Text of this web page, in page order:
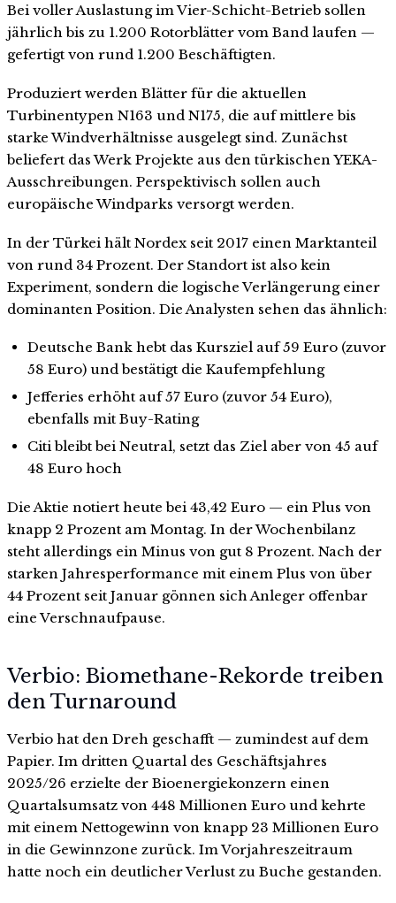
Bei voller Auslastung im Vier-Schicht-Betrieb sollen
jährlich bis zu 1.200 Rotorblätter vom Band laufen —
gefertigt von rund 1.200 Beschäftigten.
Produziert werden Blätter für die aktuellen
Turbinentypen N163 und N175, die auf mittlere bis
starke Windverhältnisse ausgelegt sind. Zunächst
beliefert das Werk Projekte aus den türkischen YEKA-
Ausschreibungen. Perspektivisch sollen auch
europäische Windparks versorgt werden.
In der Türkei hält Nordex seit 2017 einen Marktanteil
von rund 34 Prozent. Der Standort ist also kein
Experiment, sondern die logische Verlängerung einer
dominanten Position. Die Analysten sehen das ähnlich:
Deutsche Bank hebt das Kursziel auf 59 Euro (zuvor
58 Euro) und bestätigt die Kaufempfehlung
Jefferies erhöht auf 57 Euro (zuvor 54 Euro),
ebenfalls mit Buy-Rating
Citi bleibt bei Neutral, setzt das Ziel aber von 45 auf
48 Euro hoch
Die Aktie notiert heute bei 43,42 Euro — ein Plus von
knapp 2 Prozent am Montag. In der Wochenbilanz
steht allerdings ein Minus von gut 8 Prozent. Nach der
starken Jahresperformance mit einem Plus von über
44 Prozent seit Januar gönnen sich Anleger offenbar
eine Verschnaufpause.
Verbio: Biomethane-Rekorde treiben
den Turnaround
Verbio hat den Dreh geschafft — zumindest auf dem
Papier. Im dritten Quartal des Geschäftsjahres
2025/26 erzielte der Bioenergiekonzern einen
Quartalsumsatz von 448 Millionen Euro und kehrte
mit einem Nettogewinn von knapp 23 Millionen Euro
in die Gewinnzone zurück. Im Vorjahreszeitraum
hatte noch ein deutlicher Verlust zu Buche gestanden.